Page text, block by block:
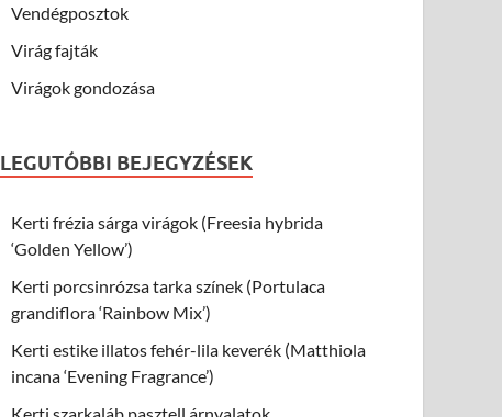
Vendégposztok
Virág fajták
Virágok gondozása
LEGUTÓBBI BEJEGYZÉSEK
Kerti frézia sárga virágok (Freesia hybrida
‘Golden Yellow’)
Kerti porcsinrózsa tarka színek (Portulaca
grandiflora ‘Rainbow Mix’)
Kerti estike illatos fehér-lila keverék (Matthiola
incana ‘Evening Fragrance’)